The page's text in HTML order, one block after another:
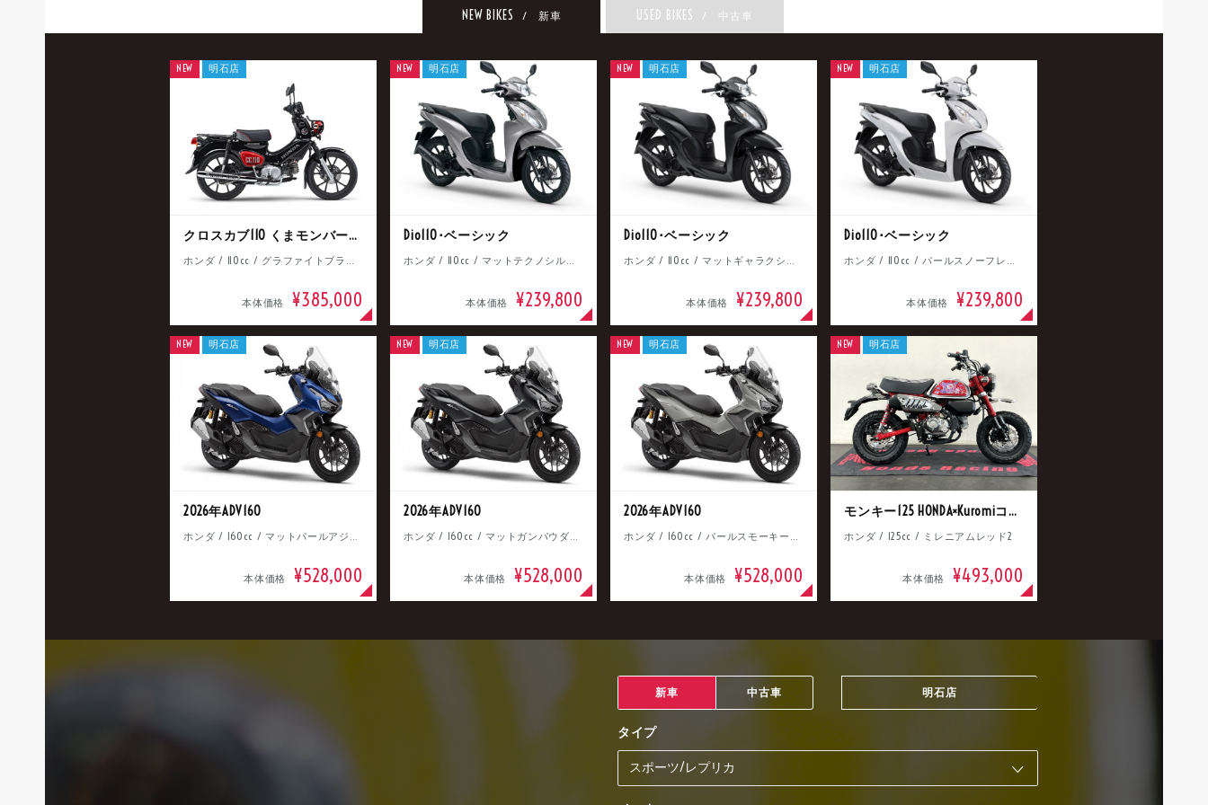
NEW BIKES / 新車 USED BIKES / 中古車
クロスカブ110 くまモンバージョン
ホンダ / 110cc / グラファイトブラック
本体価格 ¥385,000
NEW 明石店
Dio110･ベーシック
ホンダ / 110cc / マットテクノシルバーメタリック
本体価格 ¥239,800
NEW 明石店
Dio110･ベーシック
ホンダ / 110cc / マットギャラクシーブラックメタリック
本体価格 ¥239,800
NEW 明石店
Dio110･ベーシック
ホンダ / 110cc / パールスノーフレークホワイト
本体価格 ¥239,800
NEW 明石店
2026年ADV160
ホンダ / 160cc / マットパールアジャイルブルー
本体価格 ¥528,000
NEW 明石店
2026年ADV160
ホンダ / 160cc / マットガンパウダーブラックメタリック
本体価格 ¥528,000
NEW 明石店
2026年ADV160
ホンダ / 160cc / パールスモーキーグレー
本体価格 ¥528,000
NEW 明石店
モンキー125 HONDA×Kuromiコラボ
ホンダ / 125cc / ミレニアムレッド2
本体価格 ¥493,000
NEW 明石店
新車 中古車 明石店
タイプ